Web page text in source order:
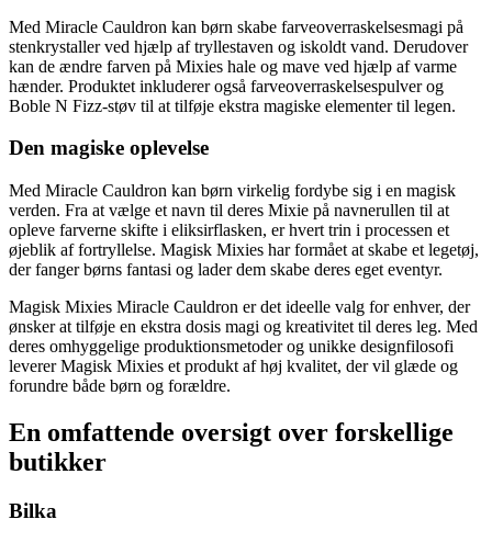
Med Miracle Cauldron kan børn skabe farveoverraskelsesmagi på
stenkrystaller ved hjælp af tryllestaven og iskoldt vand. Derudover
kan de ændre farven på Mixies hale og mave ved hjælp af varme
hænder. Produktet inkluderer også farveoverraskelsespulver og
Boble N Fizz-støv til at tilføje ekstra magiske elementer til legen.
Den magiske oplevelse
Med Miracle Cauldron kan børn virkelig fordybe sig i en magisk
verden. Fra at vælge et navn til deres Mixie på navnerullen til at
opleve farverne skifte i eliksirflasken, er hvert trin i processen et
øjeblik af fortryllelse. Magisk Mixies har formået at skabe et legetøj,
der fanger børns fantasi og lader dem skabe deres eget eventyr.
Magisk Mixies Miracle Cauldron er det ideelle valg for enhver, der
ønsker at tilføje en ekstra dosis magi og kreativitet til deres leg. Med
deres omhyggelige produktionsmetoder og unikke designfilosofi
leverer Magisk Mixies et produkt af høj kvalitet, der vil glæde og
forundre både børn og forældre.
En omfattende oversigt over forskellige
butikker
Bilka